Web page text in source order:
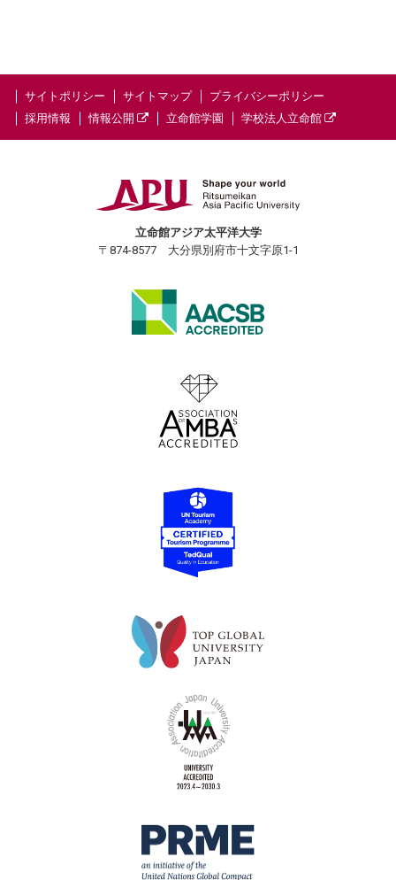
サイトポリシー サイトマップ
プライバシーポリシー
採用情報
情報公開 立命館学園 学校法人立命館
立命館アジア太平洋大学
〒874-8577 大分県別府市十文字原1-1